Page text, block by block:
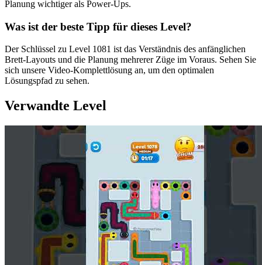
Planung wichtiger als Power-Ups.
Was ist der beste Tipp für dieses Level?
Der Schlüssel zu Level 1081 ist das Verständnis des anfänglichen
Brett-Layouts und die Planung mehrerer Züge im Voraus. Sehen Sie
sich unsere Video-Komplettlösung an, um den optimalen
Lösungspfad zu sehen.
Verwandte Level